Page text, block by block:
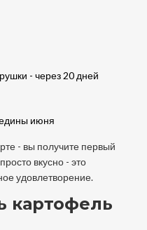
- через 20 дней
июня
- вы получите первый
вкусно - это
удовлетворение.
картофель